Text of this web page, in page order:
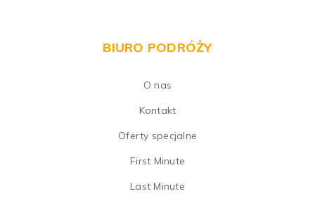
BIURO PODRÓŻY
O nas
Kontakt
Oferty specjalne
First Minute
Last Minute